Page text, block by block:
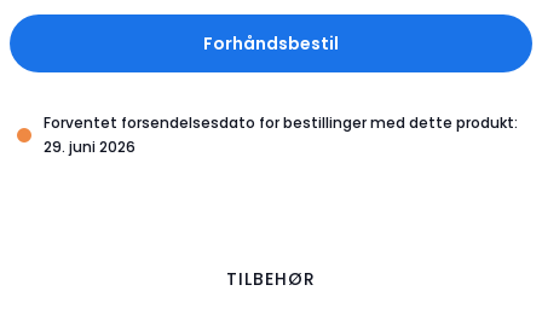
Forhåndsbestil
Forventet forsendelsesdato for bestillinger med dette produkt:
29. juni 2026
TILBEHØR